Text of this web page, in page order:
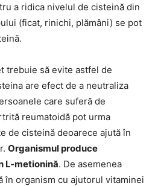
a ridica nivelul de cisteină din
(ficat, rinichi, plămâni) se pot
trebuie să evite astfel de
are efect de a neutraliza
care suferă de
reumatoidă pot urma
de cisteină deoarece ajută în
Organismul produce
L-metionină. De asemenea
în organism cu ajutorul vitaminei